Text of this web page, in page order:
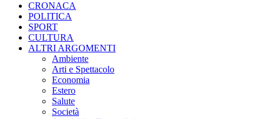
CRONACA
POLITICA
SPORT
CULTURA
ALTRI ARGOMENTI
Ambiente
Arti e Spettacolo
Economia
Estero
Salute
Società